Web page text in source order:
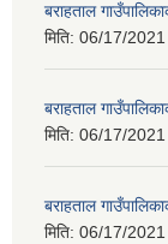
बराहताल
मिति: 06/17/
बराहताल
मिति: 06/17/
बराहताल
मिति: 06/17/